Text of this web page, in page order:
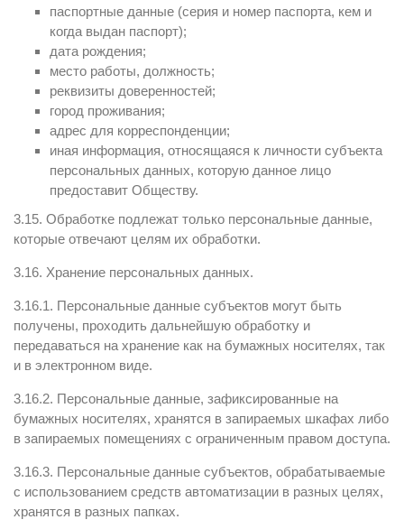
паспортные данные (серия и номер паспорта, кем и
когда выдан паспорт);
дата рождения;
место работы, должность;
реквизиты доверенностей;
город проживания;
адрес для корреспонденции;
иная информация, относящаяся к личности субъекта
персональных данных, которую данное лицо
предоставит Обществу.
3.15. Обработке подлежат только персональные данные,
которые отвечают целям их обработки.
3.16. Хранение персональных данных.
3.16.1. Персональные данные субъектов могут быть
получены, проходить дальнейшую обработку и
передаваться на хранение как на бумажных носителях, так
и в электронном виде.
3.16.2. Персональные данные, зафиксированные на
бумажных носителях, хранятся в запираемых шкафах либо
в запираемых помещениях с ограниченным правом доступа.
3.16.3. Персональные данные субъектов, обрабатываемые
с использованием средств автоматизации в разных целях,
хранятся в разных папках.